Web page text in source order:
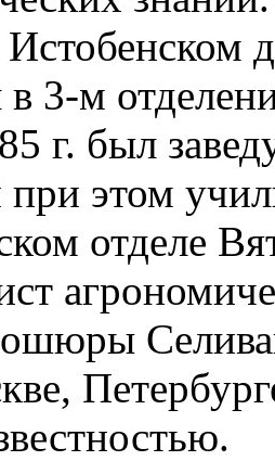
в 3-м
г. был
при этом
отделе